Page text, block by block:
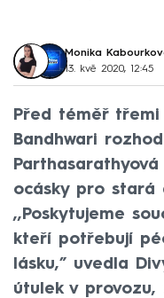
Monika
13. kvě 2020, 12:45
Před téměř
Bandhwari
ocásky pro stará
,,Poskytujeme
kteří potřebují
lásku,” uvedla
útulek v